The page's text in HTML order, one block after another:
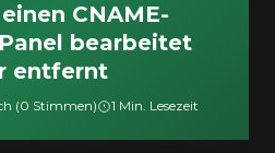
CNAME-
bearbeitet
entfernt
(0 Stimmen) 1 Min. Lesezeit